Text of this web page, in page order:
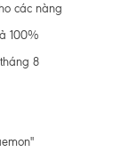
các nàng
100%
8